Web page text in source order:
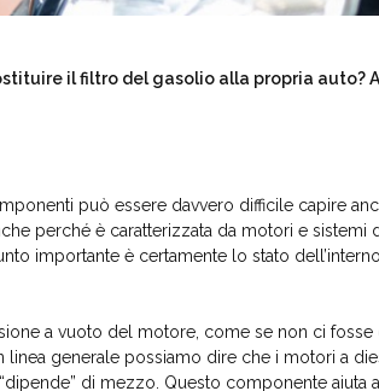
il filtro del gasolio alla propria auto?
può essere davvero difficile capire
perché è caratterizzata da motori e
importante è certamente lo stato
a vuoto del motore, come se non ci fosse
linea generale possiamo dire che i motori a
di mezzo. Questo componente aiuta